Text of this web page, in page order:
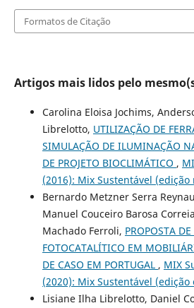
Formatos de Citação
Artigos mais lidos pelo
Carolina Eloisa Jochims,
Librelotto, UTILIZAÇÃO DE
SIMULAÇÃO DE ILUMINAÇÃO
DE PROJETO BIOCLIMÁTICO ,
(2016): Mix Sustentável
Bernardo Metzner Serra
Manuel Couceiro Barosa
Machado Ferroli, PROPOSTA
FOTOCATALÍTICO EM
DE CASO EM PORTUGAL , MIX
(2020): Mix Sustentável (edição
Lisiane Ilha Librelotto, Daniel